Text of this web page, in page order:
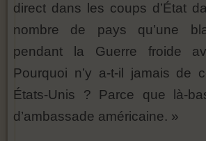
direct dans les coups d’État
nombre de pays qu’une
pendant la Guerre froide
Pourquoi n’y a-t-il jamais de
États-Unis ? Parce que là-
d’ambassade américaine. »